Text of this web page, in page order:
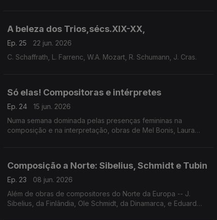
A beleza dos Trios,sécs.XIX-XX,
Ep. 25
22 jun. 2026
C. Schaffrath, L. Farrenc, W.A. Mozart, R. Schumann, J. Cras.
Só elas! Compositoras e intérpretes
Ep. 24
15 jun. 2026
Numa semana dominada pelas presenças femininas na
composição e na interpretação, obras de Mel Bonis, Laura
Composição a Norte: Sibelius, Schmidt e Tubin
Ep. 23
08 jun. 2026
Além de obras de compositores do Norte da Europa -- J.
Sibelius, da Finlândia, Ole Schmidt, da Dinamarca, e Eduard